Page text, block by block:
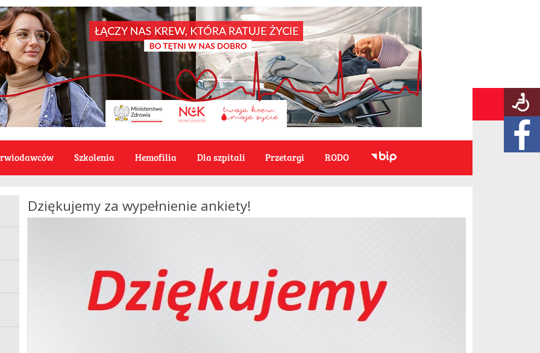
Szkolenia Hemofilia Dla szpitali Przetargi RODO
Dziękujemy za wypełnienie ankiety!